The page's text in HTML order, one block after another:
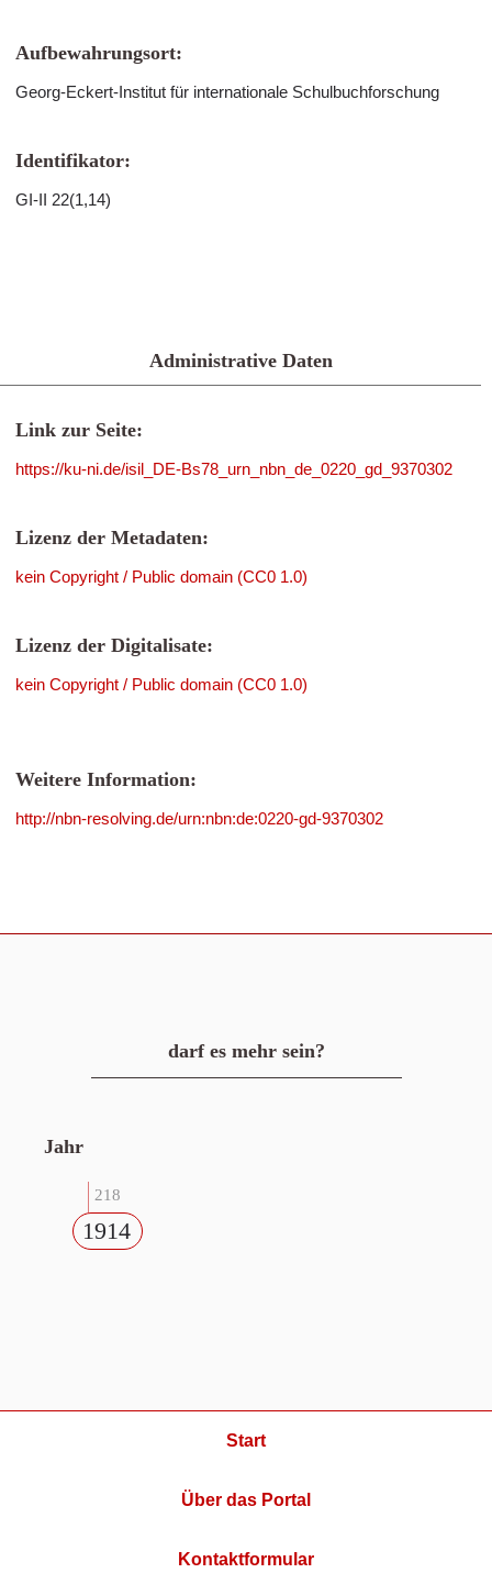
Aufbewahrungsort:
Georg-Eckert-Institut für internationale Schulbuchforschung
Identifikator:
GI-II 22(1,14)
Administrative Daten
Link zur Seite:
https://ku-ni.de/isil_DE-Bs78_urn_nbn_de_0220_gd_9370302
Lizenz der Metadaten:
kein Copyright / Public domain (CC0 1.0)
Lizenz der Digitalisate:
kein Copyright / Public domain (CC0 1.0)
Weitere Information:
http://nbn-resolving.de/urn:nbn:de:0220-gd-9370302
darf es mehr sein?
Jahr
218
1914
Start
Über das Portal
Kontaktformular